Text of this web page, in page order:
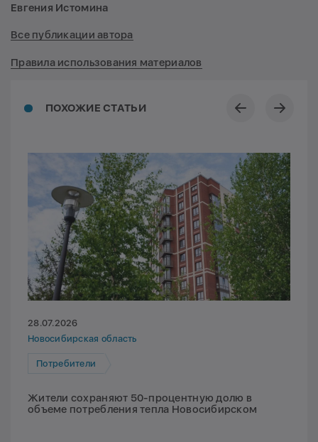
ПОХОЖИЕ СТАТЬИ
28.07.2026
Новосибирская область
Потребители
Жители сохраняют 50-процентную долю в
объеме потребления тепла Новосибирском
Евгения Истомина
Все публикации автора
Правила использования материалов